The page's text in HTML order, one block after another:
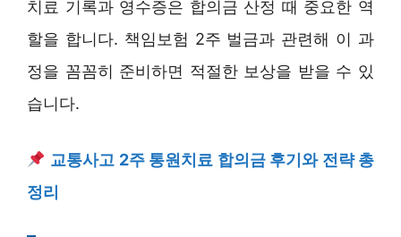
치료 기록과 영수증은 합의금 산정 때 중요한 역
할을 합니다. 책임보험 2주 벌금과 관련해 이 과
정을 꼼꼼히 준비하면 적절한 보상을 받을 수 있
습니다.
교통사고 2주 통원치료 합의금 후기와 전략 총
정리